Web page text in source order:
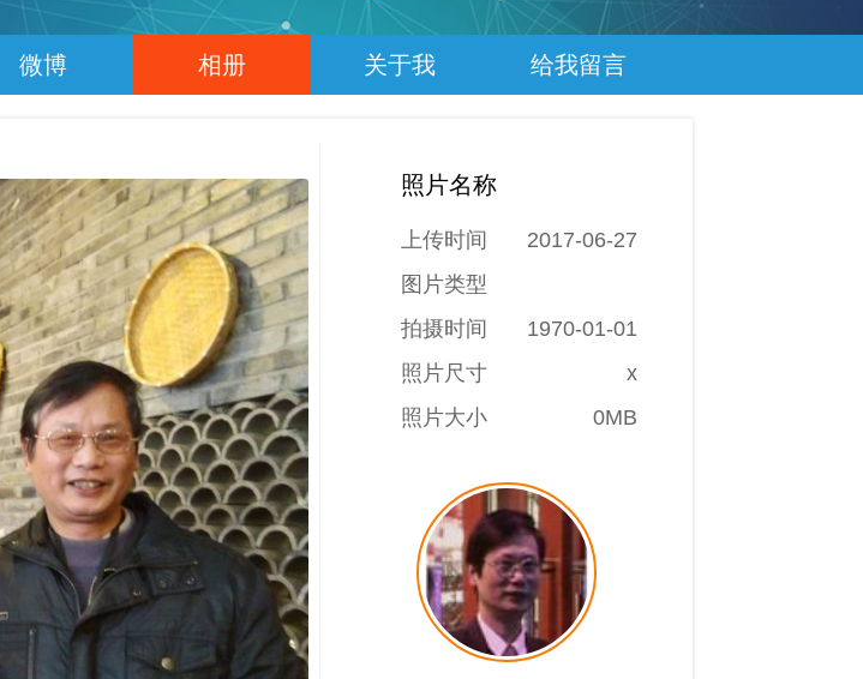
微博 相册 关于我 给我留言
照片名称
上传时间
2017-06-27
图片类型
拍摄时间
1970-01-01
照片尺寸
x
照片大小
0MB